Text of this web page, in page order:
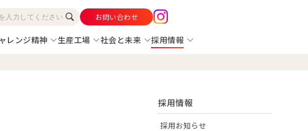
お問い合わせ
レンジ精神 生産工場 社会と未来 採用情報
採用情報
採用お知らせ